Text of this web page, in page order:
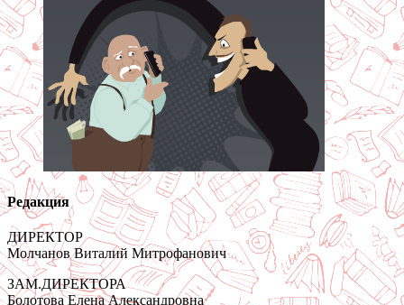
Редакция
ДИРЕКТОР
Молчанов Виталий Митрофанович
ЗАМ.ДИРЕКТОРА
Болотова Елена Александровна